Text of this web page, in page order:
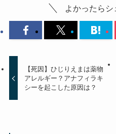
よかったらシ
【死因】ひじりえまは薬物
アレルギー？アナフィラキ
シーを起こした原因は？